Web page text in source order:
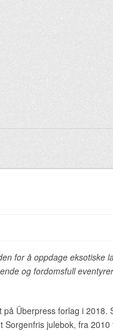
for å oppdage eksotiske
og fordomsfull
Überpress forlag i 2018.
julebok, fra 2010